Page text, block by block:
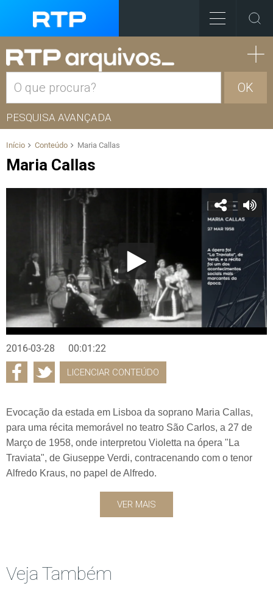
OK
PESQUISA AVANÇADA
Início Conteúdo Maria Callas
Maria Callas
2016-03-28 00:01:22
LICENCIAR CONTEÚDO
Evocação da estada em Lisboa da soprano Maria Callas,
para uma récita memorável no teatro São Carlos, a 27 de
Março de 1958, onde interpretou Violetta na ópera "La
Traviata", de Giuseppe Verdi, contracenando com o tenor
Alfredo Kraus, no papel de Alfredo.
VER MAIS
Veja Também